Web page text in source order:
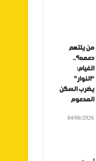
من يلتهم
دعمه؟..
الغيام:
“النوار”
يضرب السكن
المدعوم
04/06/2026